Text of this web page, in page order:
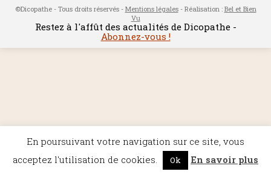
©Dicopathe - Tous droits réservés - Mentions légales- Réalisation : Bel et Bien
Vu
Restez à l'affût des actualités de Dicopathe -
Abonnez-vous !
En poursuivant votre navigation sur ce site, vous
acceptez l'utilisation de cookies.
Ok En savoir plus